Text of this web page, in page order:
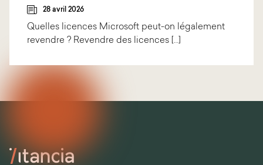
28 avril 2026
Quelles licences Microsoft peut-on légalement
revendre ? Revendre des licences […]